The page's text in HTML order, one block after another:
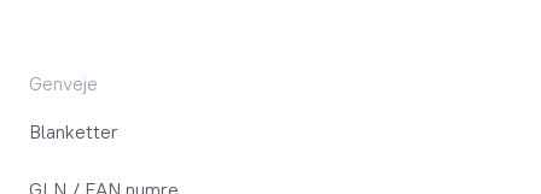
Genveje
Blanketter
GLN / EAN numre